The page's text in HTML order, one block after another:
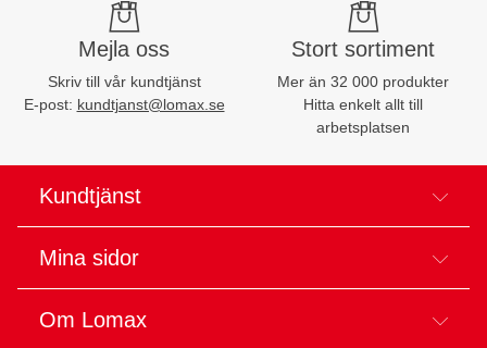
Mejla oss
Skriv till vår kundtjänst
E-post: kundtjanst@lomax.se
Stort sortiment
Mer än 32 000 produkter
Hitta enkelt allt till
arbetsplatsen
Kundtjänst
Mina sidor
Om Lomax